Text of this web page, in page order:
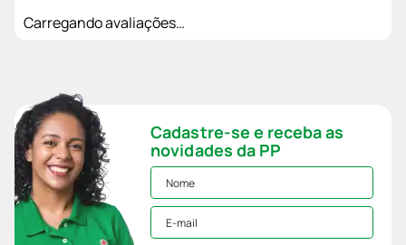
Carregando avaliações…
Cadastre-se e receba as
novidades da PP